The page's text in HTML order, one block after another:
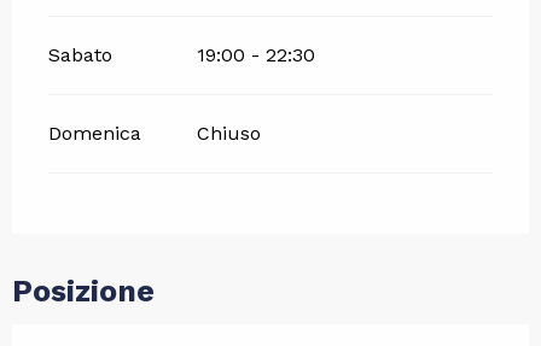
Sabato 19:00 - 22:30
Domenica Chiuso
Posizione